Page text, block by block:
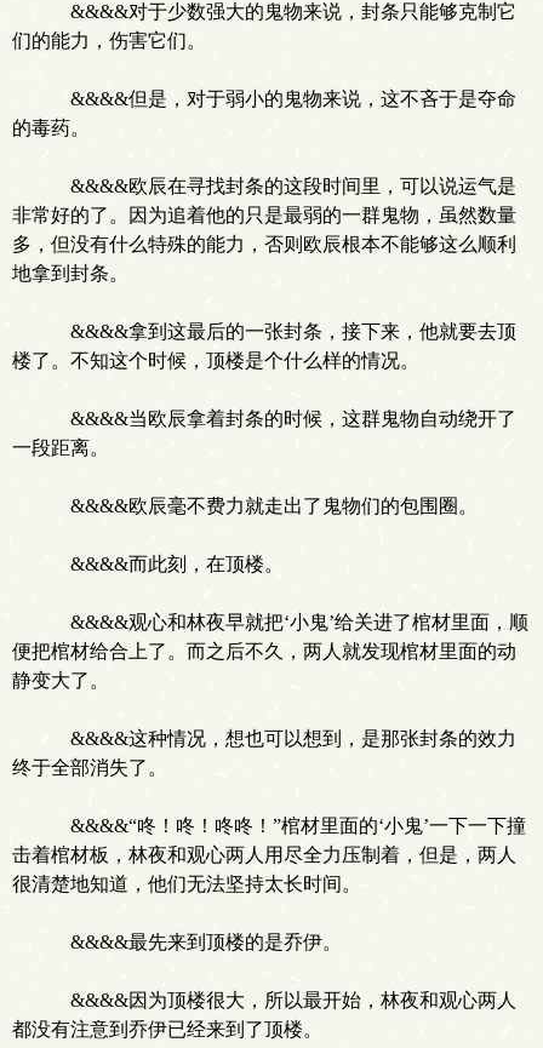
&&&&对于少数强大的鬼物来说，封条只能够克制它
们的能力，伤害它们。
&&&&但是，对于弱小的鬼物来说，这不吝于是夺命
的毒药。
&&&&欧辰在寻找封条的这段时间里，可以说运气是
非常好的了。因为追着他的只是最弱的一群鬼物，虽然数量
多，但没有什么特殊的能力，否则欧辰根本不能够这么顺利
地拿到封条。
&&&&拿到这最后的一张封条，接下来，他就要去顶
楼了。不知这个时候，顶楼是个什么样的情况。
&&&&当欧辰拿着封条的时候，这群鬼物自动绕开了
一段距离。
&&&&欧辰毫不费力就走出了鬼物们的包围圈。
&&&&而此刻，在顶楼。
&&&&观心和林夜早就把‘小鬼’给关进了棺材里面，顺
便把棺材给合上了。而之后不久，两人就发现棺材里面的动
静变大了。
&&&&这种情况，想也可以想到，是那张封条的效力
终于全部消失了。
&&&&“咚！咚！咚咚！”棺材里面的‘小鬼’一下一下撞
击着棺材板，林夜和观心两人用尽全力压制着，但是，两人
很清楚地知道，他们无法坚持太长时间。
&&&&最先来到顶楼的是乔伊。
&&&&因为顶楼很大，所以最开始，林夜和观心两人
都没有注意到乔伊已经来到了顶楼。